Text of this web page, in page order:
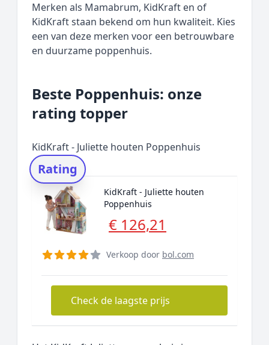
Merken als Mamabrum, KidKraft en of
KidKraft staan bekend om hun kwaliteit. Kies
een van deze merken voor een betrouwbare
en duurzame poppenhuis.
Beste Poppenhuis: onze
rating topper
KidKraft - Juliette houten Poppenhuis
Rating
KidKraft - Juliette houten
Poppenhuis
€ 126,21
Verkoop door bol.com
Check de laagste prijs